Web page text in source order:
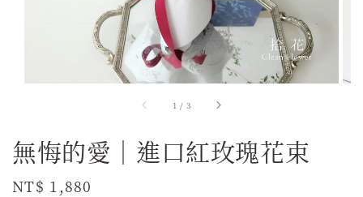
1 / 3
無悔的愛｜進口紅玫瑰花束
Regular
NT$ 1,880